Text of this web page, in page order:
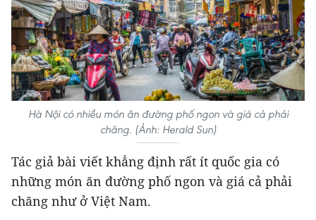
Hà Nội có nhiều món ăn đường phố ngon và giá cả phải
chăng. (Ảnh: Herald Sun)
Tác giả bài viết khẳng định rất ít quốc gia có
những món ăn đường phố ngon và giá cả phải
chăng như ở Việt Nam.